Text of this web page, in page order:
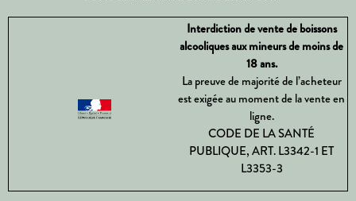
Interdiction de vente de boissons
alcooliques aux mineurs de moins de
18 ans.
La preuve de majorité de l’acheteur
est exigée au moment de la vente en
ligne.
CODE DE LA SANTÉ
PUBLIQUE, ART. L3342-1 ET
L3353-3